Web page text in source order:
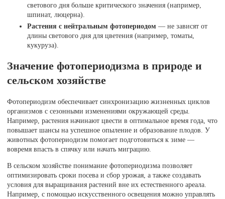
светового дня больше критического значения (например,
шпинат, люцерна).
Растения с нейтральным фотопериодом — не зависят от
длины светового дня для цветения (например, томаты,
кукуруза).
Значение фотопериодизма в природе и
сельском хозяйстве
Фотопериодизм обеспечивает синхронизацию жизненных циклов
организмов с сезонными изменениями окружающей среды.
Например, растения начинают цвести в оптимальное время года, что
повышает шансы на успешное опыление и образование плодов. У
животных фотопериодизм помогает подготовиться к зиме —
вовремя впасть в спячку или начать миграцию.
В сельском хозяйстве понимание фотопериодизма позволяет
оптимизировать сроки посева и сбор урожая, а также создавать
условия для выращивания растений вне их естественного ареала.
Например, с помощью искусственного освещения можно управлять